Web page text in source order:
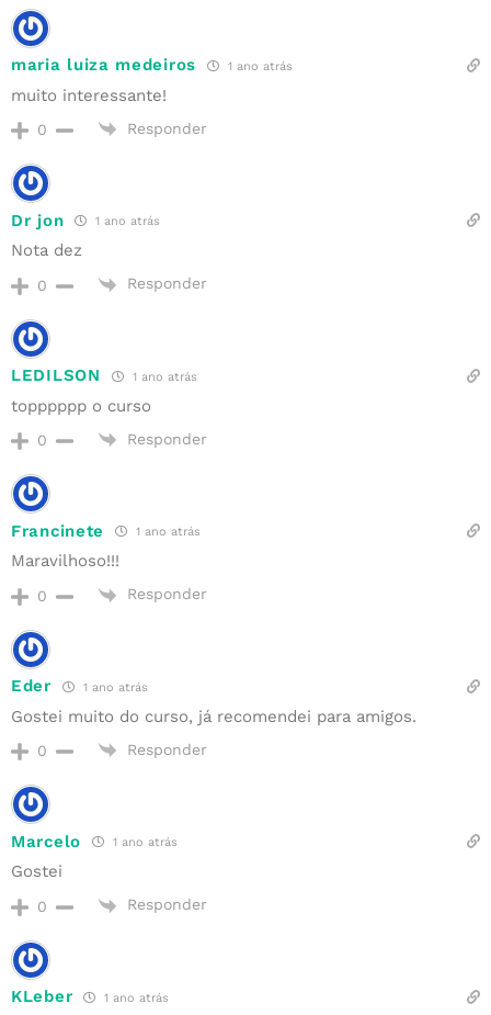
maria luiza medeiros 1 ano atrás
muito interessante!
0 Responder
Dr jon 1 ano atrás
Nota dez
0 Responder
LEDILSON 1 ano atrás
topppppp o curso
0 Responder
Francinete 1 ano atrás
Maravilhoso!!!
0 Responder
Eder 1 ano atrás
Gostei muito do curso, já recomendei para amigos.
0 Responder
Marcelo 1 ano atrás
Gostei
0 Responder
KLeber 1 ano atrás